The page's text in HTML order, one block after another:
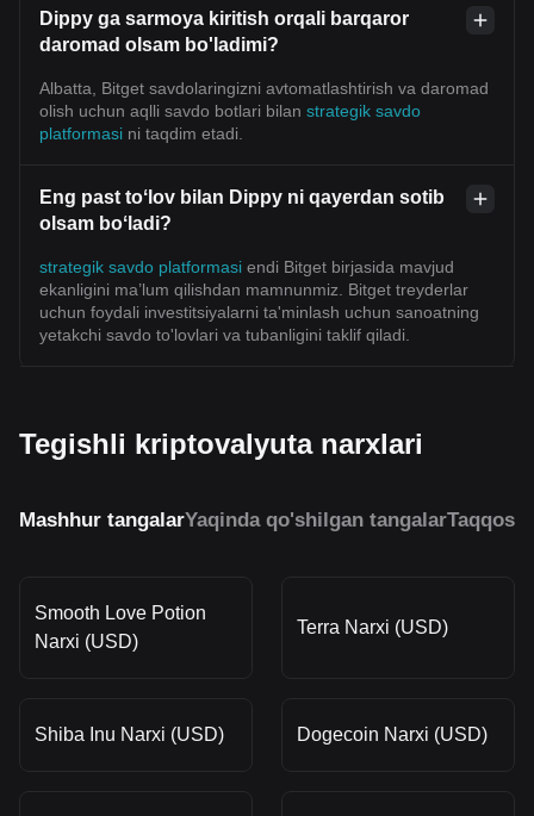
Dippy ga sarmoya kiritish orqali barqaror
daromad olsam bo'ladimi?
Albatta, Bitget savdolaringizni avtomatlashtirish va daromad
olish uchun aqlli savdo botlari bilan strategik savdo
platformasi ni taqdim etadi.
Eng past toʻlov bilan Dippy ni qayerdan sotib
olsam boʻladi?
strategik savdo platformasi endi Bitget birjasida mavjud
ekanligini ma’lum qilishdan mamnunmiz. Bitget treyderlar
uchun foydali investitsiyalarni ta'minlash uchun sanoatning
yetakchi savdo to'lovlari va tubanligini taklif qiladi.
Tegishli kriptovalyuta narxlari
Mashhur tangalarYaqinda qo'shilgan tangalar
Smooth Love Potion
Narxi (USD)
Terra Narxi (USD)
Shiba Inu Narxi (USD) Dogecoin Narxi (USD)